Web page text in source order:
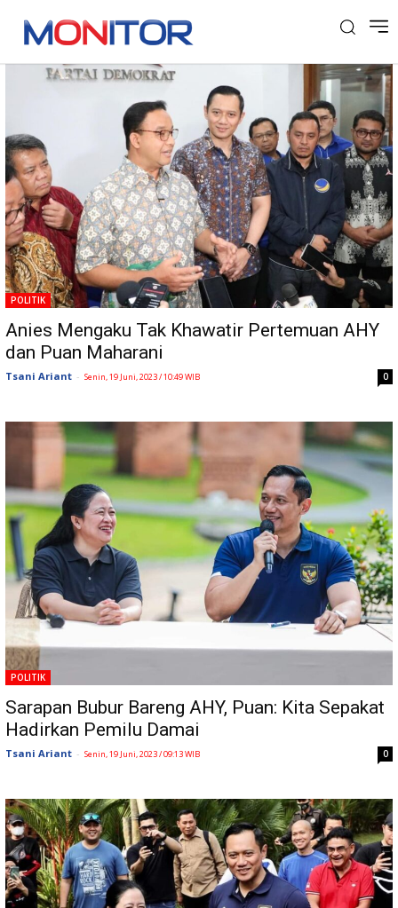
Tag: AHY
POLITIK
Anies Mengaku Tak Khawatir Pertemuan AHY
dan Puan Maharani
Tsani Ariant - Senin, 19 Juni, 2023 / 10:49 WIB 0
POLITIK
Sarapan Bubur Bareng AHY, Puan: Kita Sepakat
Hadirkan Pemilu Damai
Tsani Ariant - Senin, 19 Juni, 2023 / 09:13 WIB 0